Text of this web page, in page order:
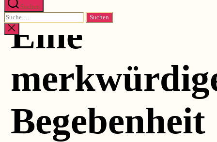
Suchen
Suche
nach:
Suche
schließen
Kategorien
Eine
Begebenheit